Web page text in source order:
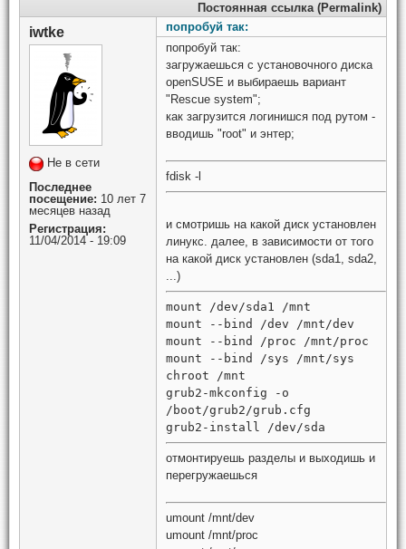
Постоянная ссылка (Permalink)
iwtke
Не в сети
Последнее
посещение: 10 лет 7
месяцев назад
Регистрация:
11/04/2014 - 19:09
попробуй так:
попробуй так:
загружаешься с установочного диска
openSUSE и выбираешь вариант
"Rescue system";
как загрузится логинишся под рутом -
вводишь "root" и энтер;
fdisk -l
и смотришь на какой диск установлен
линукс. далее, в зависимости от того
на какой диск установлен (sda1, sda2,
...)
mount /dev/sda1 /mnt
mount --bind /dev /mnt/dev
mount --bind /proc /mnt/proc
mount --bind /sys /mnt/sys
chroot /mnt
grub2-mkconfig -o
/boot/grub2/grub.cfg
grub2-install /dev/sda
отмонтируешь разделы и выходишь и
перегружаешься
umount /mnt/dev
umount /mnt/proc